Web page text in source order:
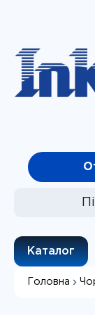
СБПЧ
Каталог
Головна